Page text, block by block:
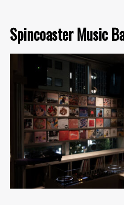
Spincoaster Music